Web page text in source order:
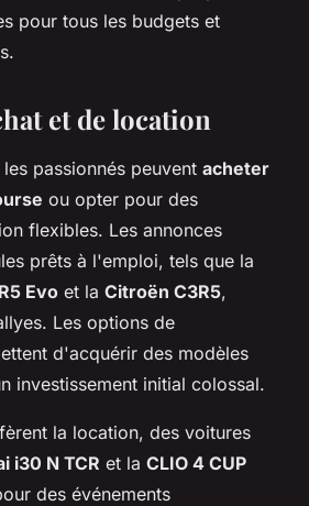
pour tous les budgets et
et de location
passionnés peuvent acheter
ou opter pour des
flexibles. Les annonces
prêts à l'emploi, tels que la
Evo et la Citroën C3R5,
Les options de
d'acquérir des modèles
investissement initial colossal.
la location, des voitures
i30 N TCR et la CLIO 4 CUP
des événements